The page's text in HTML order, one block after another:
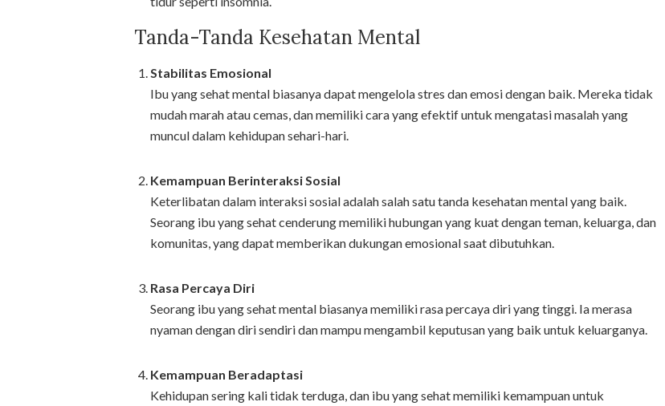
Tanda-Tanda Kesehatan Mental
Stabilitas Emosional
Ibu yang sehat mental biasanya dapat mengelola stres dan emosi dengan baik. Mereka tidak
mudah marah atau cemas, dan memiliki cara yang efektif untuk mengatasi masalah yang
muncul dalam kehidupan sehari-hari.
Kemampuan Berinteraksi Sosial
Keterlibatan dalam interaksi sosial adalah salah satu tanda kesehatan mental yang baik.
Seorang ibu yang sehat cenderung memiliki hubungan yang kuat dengan teman, keluarga, dan
komunitas, yang dapat memberikan dukungan emosional saat dibutuhkan.
Rasa Percaya Diri
Seorang ibu yang sehat mental biasanya memiliki rasa percaya diri yang tinggi. Ia merasa
nyaman dengan diri sendiri dan mampu mengambil keputusan yang baik untuk keluarganya.
Kemampuan Beradaptasi
Kehidupan sering kali tidak terduga, dan ibu yang sehat memiliki kemampuan untuk